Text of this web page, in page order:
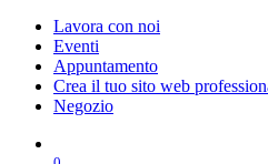
Lavora con noi
Eventi
Appuntamento
Crea il tuo sito web
Negozio